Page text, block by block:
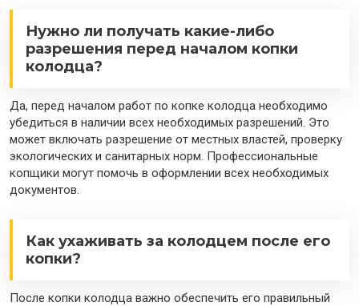
Нужно ли получать какие-либо
разрешения перед началом копки
колодца?
Да, перед началом работ по копке колодца необходимо
убедиться в наличии всех необходимых разрешений. Это
может включать разрешение от местных властей, проверку
экологических и санитарных норм. Профессиональные
копщики могут помочь в оформлении всех необходимых
документов.
Как ухаживать за колодцем после его
копки?
После копки колодца важно обеспечить его правильный